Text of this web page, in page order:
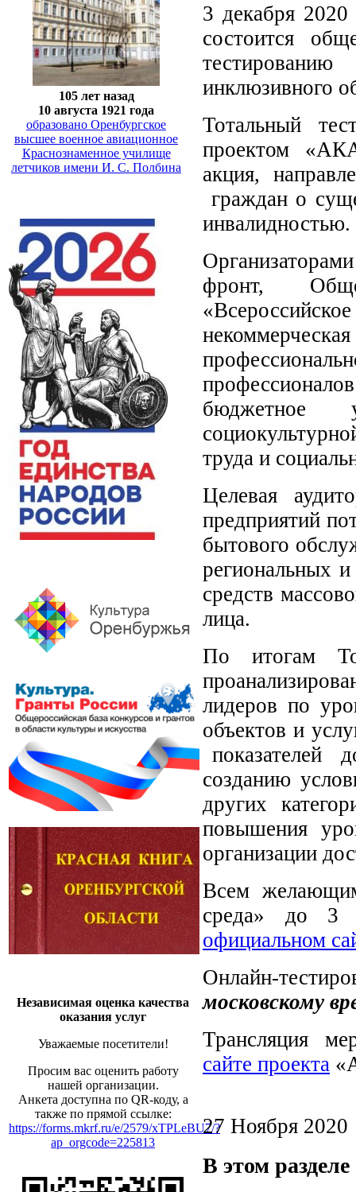
105 лет назад
10 августа 1921 года
образовано Оренбургское
высшее военное авиационное
Краснознаменное училище
летчиков имени И. С. Полбина
Независимая оценка качества
оказания услуг
Уважаемые посетители!
Просим вас оценить работу
нашей организации.
Анкета доступна по QR-коду, а
также по прямой ссылке:
https://forms.mkrf.ru/e/2579/xTPLeBU7/?
ap_orgcode=225813
3 декабря
состоится
инклюзивного
Тотальный
проектом
акция,
граждан о
инвалидностью.
фронт,
бюджетное
труда и
Целевая
предприятий
бытового
региональных
средств
лица.
По итогам
лидеров по
объектов и
показателей
созданию
других
повышения
организации
Всем
среда» до 3
официальном
Онлайн-
московскому
Трансляция
сайте проекта
27 Ноября
В этом разделе